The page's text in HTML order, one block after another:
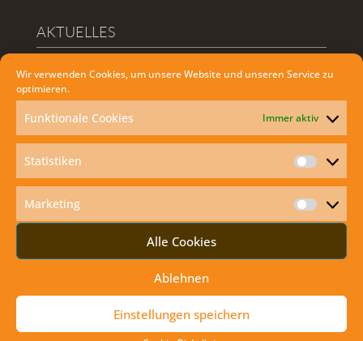
Wir verwenden Cookies, um unsere Website und unseren Service zu
optimieren.
Funktionale Cookies Immer aktiv
Statistiken
Marketing
Alle Cookies
Ablehnen
Einstellungen speichern
AKTUELLES
Exodus mit dem Kisi Club Marchegg
Anbetung und danach Klostergrill
Verabschiedung von Bruder Benedict Charbel
Erstkommunion Markthof
FOLLOW US ON FACEBOOK
Facebook
HAUSE MITFEIERN?